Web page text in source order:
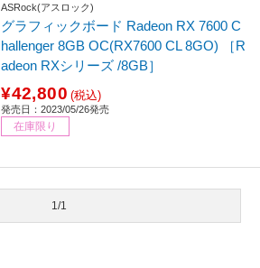
ASRock(アスロック)
グラフィックボード Radeon RX 7600 C
hallenger 8GB OC(RX7600 CL 8GO) ［R
adeon RXシリーズ /8GB］
¥42,800 (税込)
発売日：2023/05/26発売
在庫限り
1/1